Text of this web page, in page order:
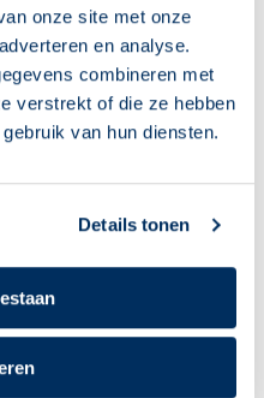
onze site met onze
en analyse.
combineren met
verstrekt of die ze hebben
van hun diensten.
Details tonen